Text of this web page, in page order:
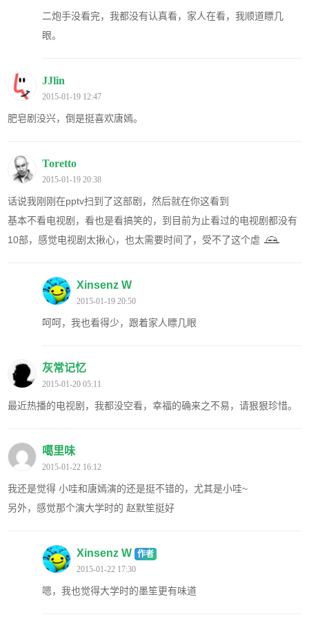
二炮手没看完，我都没有认真看，家人在看，我顺道瞟几
眼。
JJlin
2015-01-19 12:47
肥皂剧没兴，倒是挺喜欢唐嫣。
Toretto
2015-01-19 20:38
话说我刚刚在pptv扫到了这部剧，然后就在你这看到
基本不看电视剧，看也是看搞笑的，到目前为止看过的电视剧都没有
10部，感觉电视剧太揪心，也太需要时间了，受不了这个虐
Xinsenz W
2015-01-19 20:50
呵呵，我也看得少，跟着家人瞟几眼
灰常记忆
2015-01-20 05:11
最近热播的电视剧，我都没空看，幸福的确来之不易，请狠狠珍惜。
噶里味
2015-01-22 16:12
我还是觉得 小哇和唐嫣演的还是挺不错的，尤其是小哇~
另外，感觉那个演大学时的 赵默笙挺好
Xinsenz W 作者
2015-01-22 17:30
嗯，我也觉得大学时的墨笙更有味道